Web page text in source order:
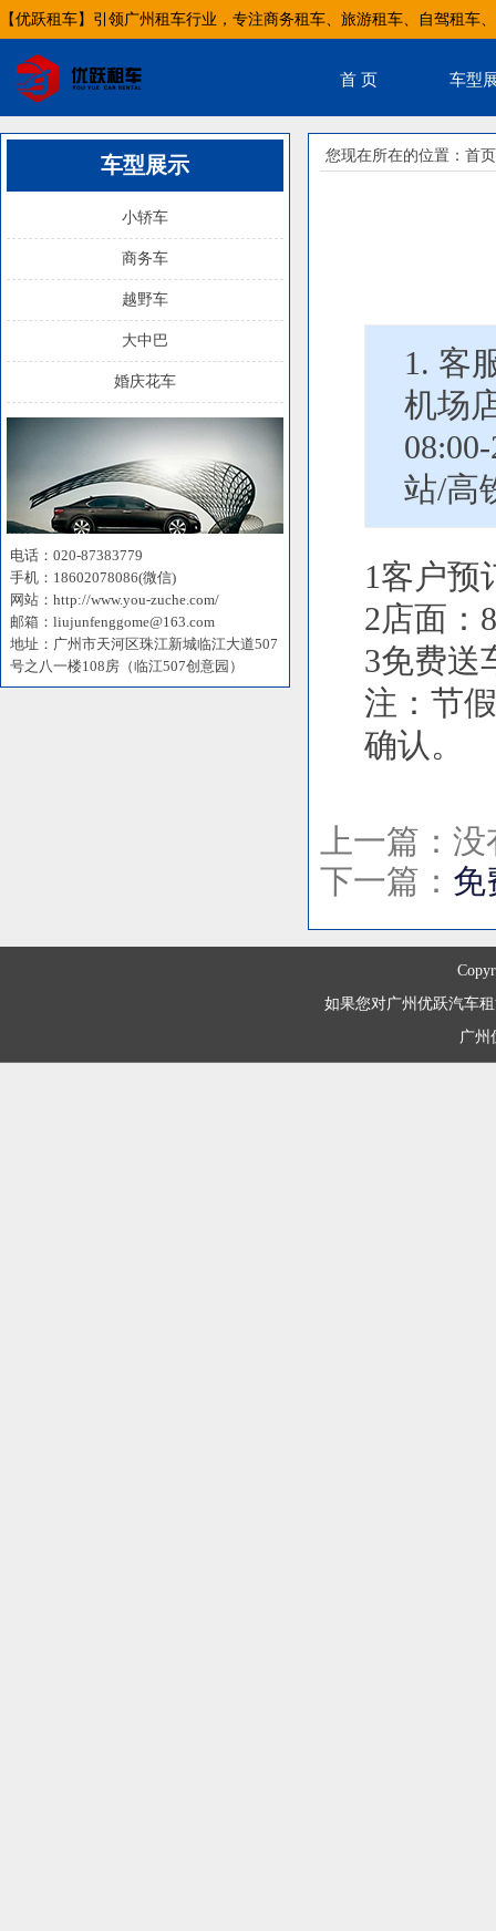
【优跃租车】引领广州租车行业，专注商务租车、旅游租车、自驾租车
首 页 车型
车型展示
小轿车
商务车
越野车
大中巴
婚庆花车
电话：020-87383779
手机：18602078086(微信)
网站：http://www.you-zuche.com/
邮箱：liujunfenggome@163.com
地址：广州市天河区珠江新城临江大道507
号之八一楼108房（临江507创意园）
您现在所在的位置： 首页
1. 客
机场
站/高
1客户预
2店面：
3免费送
注：节
确认。
上一篇：没
下一篇： 免
如果您对广州优跃汽车
广州